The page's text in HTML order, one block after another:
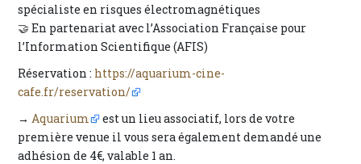
spécialiste en risques électromagnétiques
🤝 En partenariat avec l’Association Française pour
l’Information Scientifique (AFIS)
Réservation : https://aquarium-cine-
cafe.fr/reservation/
→ Aquarium
est un lieu associatif, lors de votre
première venue il vous sera également demandé une
adhésion de 4€, valable 1 an.